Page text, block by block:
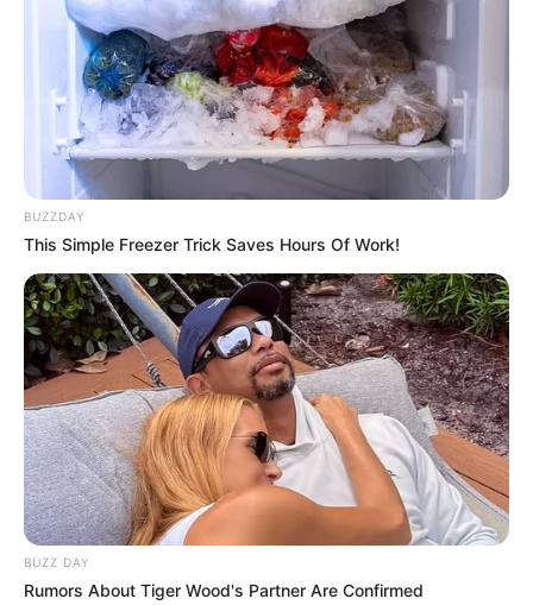
2 – Recorte vários círculos, lembrando que para
fazer uma flor são necessários 6 discos de feltro.
BUZZDAY
This Simple Freezer Trick Saves Hours Of Work!
BUZZ DAY
Rumors About Tiger Wood's Partner Are Confirmed